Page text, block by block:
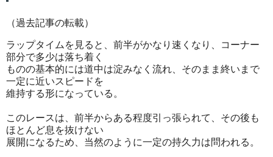
（過去記事の転載）
ラップタイムを見ると、前半がかなり速くなり、コーナー
部分で多少は落ち着く
ものの基本的には道中は淀みなく流れ、そのまま終いまで
一定に近いスピードを
維持する形になっている。
このレースは、前半からある程度引っ張られて、その後も
ほとんど息を抜けない
展開になるため、当然のように一定の持久力は問われる。